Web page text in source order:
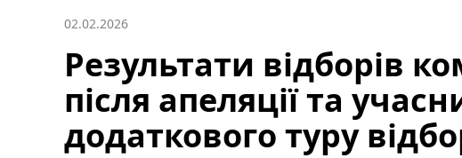
02.02.2026
Результати відборів
після апеляції та
додаткового туру